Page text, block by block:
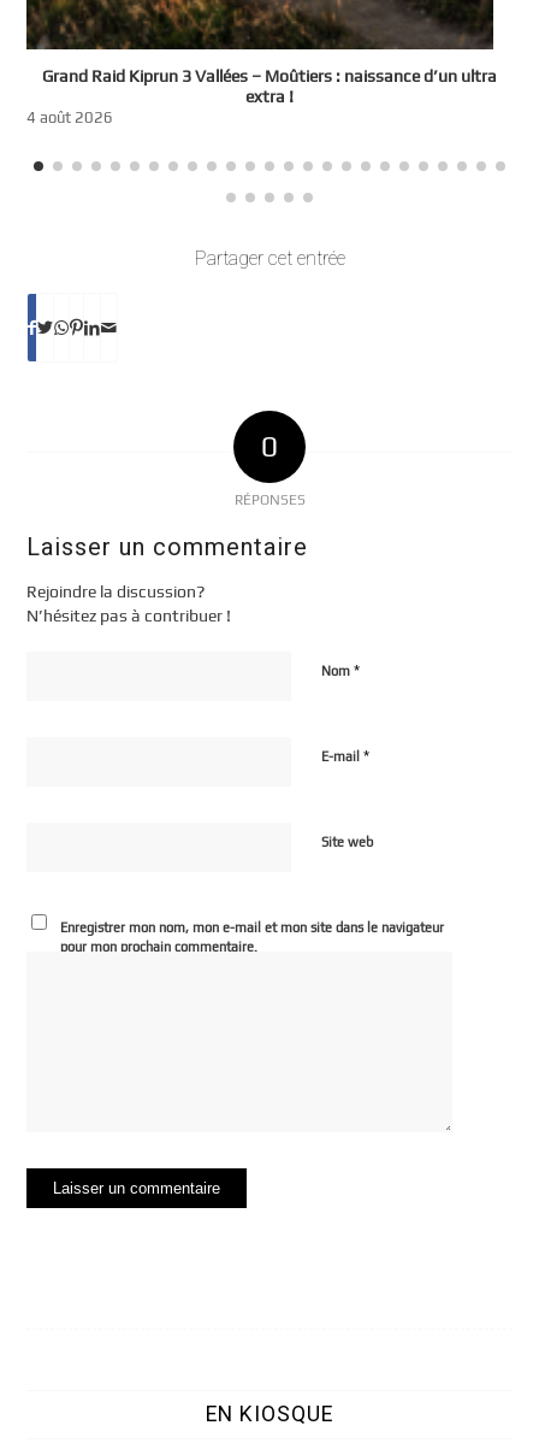
Grand Raid Kiprun 3 Vallées – Moûtiers : naissance d’un ultra
extra !
4 août 2026
Partager cet entrée
0
RÉPONSES
Laisser un commentaire
Rejoindre la discussion?
N’hésitez pas à contribuer !
Nom*
E-mail*
Site web
Enregistrer mon nom, mon e-mail et mon site dans le navigateur
pour mon prochain commentaire.
EN KIOSQUE